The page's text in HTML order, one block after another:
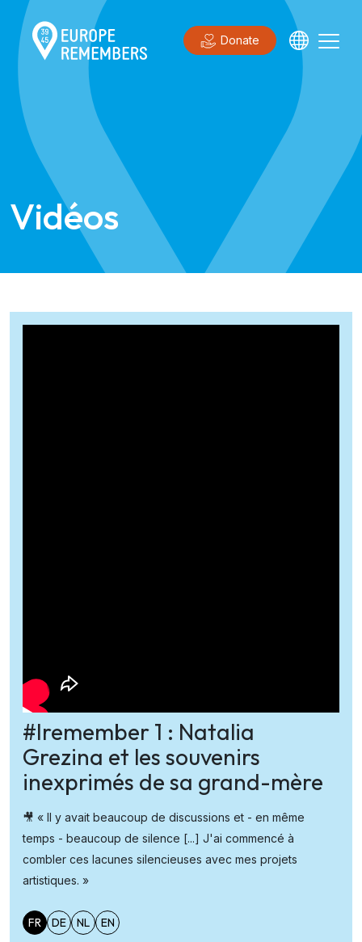
Donate
Vidéos
#Iremember 1 : Natalia
Grezina et les souvenirs
inexprimés de sa grand-mère
🎥 « Il y avait beaucoup de discussions et - en même
temps - beaucoup de silence [...] J'ai commencé à
combler ces lacunes silencieuses avec mes projets
artistiques. »
FR DE NL EN